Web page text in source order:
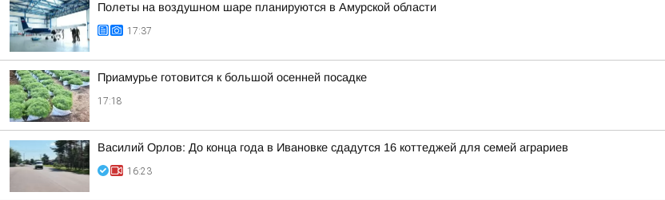
Полеты на воздушном шаре планируются в Амурской области
17:37
Приамурье готовится к большой осенней посадке
17:18
Василий Орлов: До конца года в Ивановке сдадутся 16 коттеджей для семей аграриев
16:23